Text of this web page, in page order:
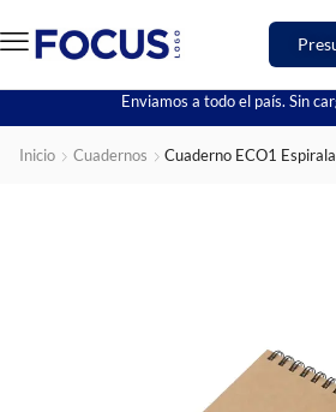
Enviamos a todo el país. Sin
Inicio Cuadernos Cuaderno ECO1